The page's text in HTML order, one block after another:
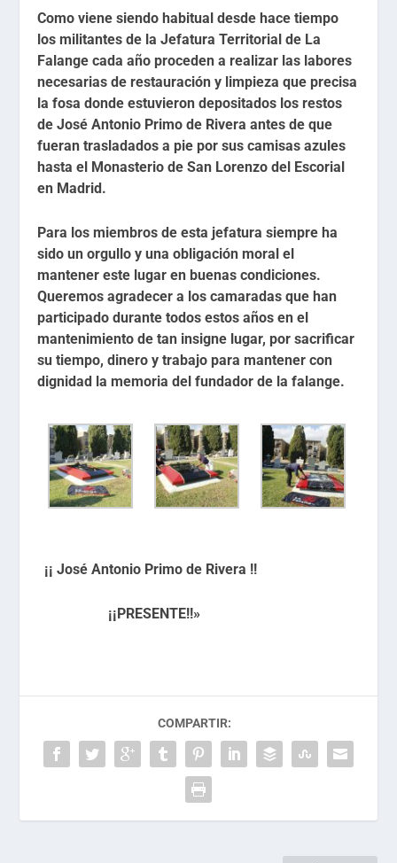
Como viene siendo habitual desde hace tiempo
los militantes de la Jefatura Territorial de La
Falange cada año proceden a realizar las labores
necesarias de restauración y limpieza que precisa
la fosa donde estuvieron depositados los restos
de José Antonio Primo de Rivera antes de que
fueran trasladados a pie por sus camisas azules
hasta el Monasterio de San Lorenzo del Escorial
en Madrid.
Para los miembros de esta jefatura siempre ha
sido un orgullo y una obligación moral el
mantener este lugar en buenas condiciones.
Queremos agradecer a los camaradas que han
participado durante todos estos años en el
mantenimiento de tan insigne lugar, por sacrificar
su tiempo, dinero y trabajo para mantener con
dignidad la memoria del fundador de la falange.
¡¡ José Antonio Primo de Rivera !!
¡¡PRESENTE!!»
COMPARTIR: